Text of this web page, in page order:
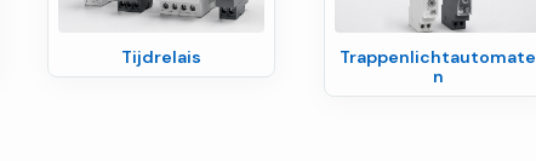
Tijdrelais
Trappenlichtautomate
n